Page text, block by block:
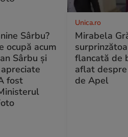
Sârbu?
ocupă acum
Sârbu și
fost
Unica.ro
Mirabela
flancată de
aflat
de Apel